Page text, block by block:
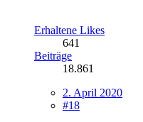
Erhaltene Likes
641
Beiträge
18.861
2. April 2020
#18